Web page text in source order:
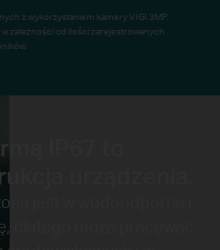
z wykorzystaniem kamery VIGI 3MP.
zależności od ilości zarejestrowanych
IP67 to
urządzenia.
jest w wodoodporną i
dlatego może pracować